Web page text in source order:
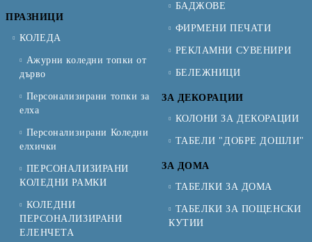
ПРАЗНИЦИ
КОЛЕДА
Ажурни коледни топки от
дърво
Персонализирани топки за
елха
Персонализирани Коледни
елхички
ПЕРСОНАЛИЗИРАНИ
КОЛЕДНИ РАМКИ
КОЛЕДНИ
ПЕРСОНАЛИЗИРАНИ
ЕЛЕНЧЕТА
БАДЖОВЕ
ФИРМЕНИ ПЕЧАТИ
РЕКЛАМНИ СУВЕНИРИ
БЕЛЕЖНИЦИ
ЗА ДЕКОРАЦИИ
КОЛОНИ ЗА ДЕКОРАЦИИ
ТАБЕЛИ "ДОБРЕ ДОШЛИ"
ЗА ДОМА
ТАБЕЛКИ ЗА ДОМА
ТАБЕЛКИ ЗА ПОЩЕНСКИ
КУТИИ